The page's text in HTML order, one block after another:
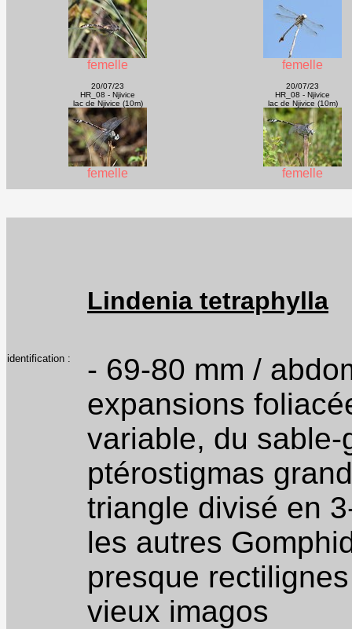
femelle femelle
20/07/23
HR_08 - Njivice
lac de Njivice (10m)
femelle
20/07/23
HR_08 - Njivice
lac de Njivice (10m)
femelle
Lindenia tetraphylla
identification :
- 69-80 mm /
expansions
variable, du
ptérostigmas
triangle divisé en
les autres
presque
vieux imagos